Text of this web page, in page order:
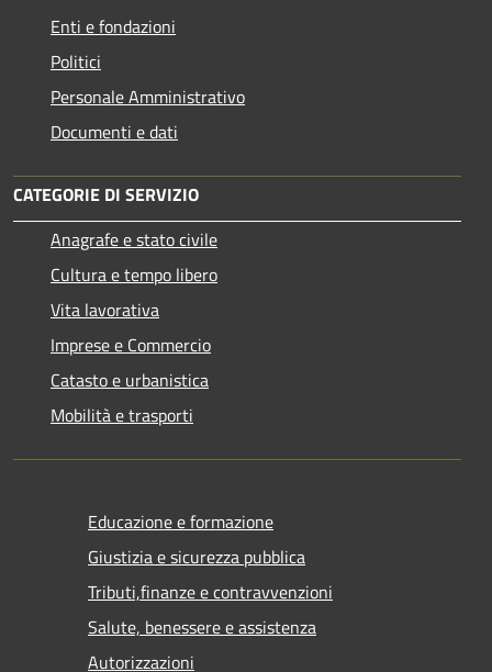
Enti e fondazioni
Politici
Personale Amministrativo
Documenti e dati
CATEGORIE DI SERVIZIO
Anagrafe e stato civile
Cultura e tempo libero
Vita lavorativa
Imprese e Commercio
Catasto e urbanistica
Mobilità e trasporti
Educazione e formazione
Giustizia e sicurezza pubblica
Tributi,finanze e contravvenzioni
Salute, benessere e assistenza
Autorizzazioni